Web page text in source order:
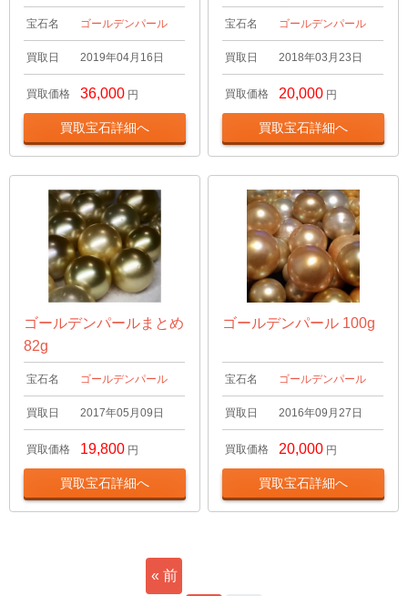
宝石名 ゴールデンパール
買取日 2019年04月16日
買取価格 36,000 円
買取宝石詳細へ
宝石名 ゴールデンパール
買取日 2018年03月23日
買取価格 20,000 円
買取宝石詳細へ
ゴールデンパールまとめ
82g
宝石名 ゴールデンパール
買取日 2017年05月09日
買取価格 19,800 円
買取宝石詳細へ
ゴールデンパール 100g
宝石名 ゴールデンパール
買取日 2016年09月27日
買取価格 20,000 円
買取宝石詳細へ
« 前